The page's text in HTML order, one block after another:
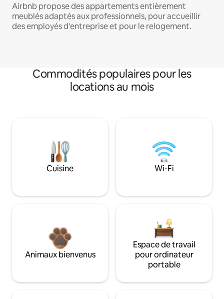
Airbnb propose des appartements entièrement
meublés adaptés aux professionnels, pour accueillir
des employés d'entreprise et pour le relogement.
Commodités populaires pour les
locations au mois
Cuisine Wi-Fi
Animaux bienvenus
Espace de travail
pour ordinateur
portable